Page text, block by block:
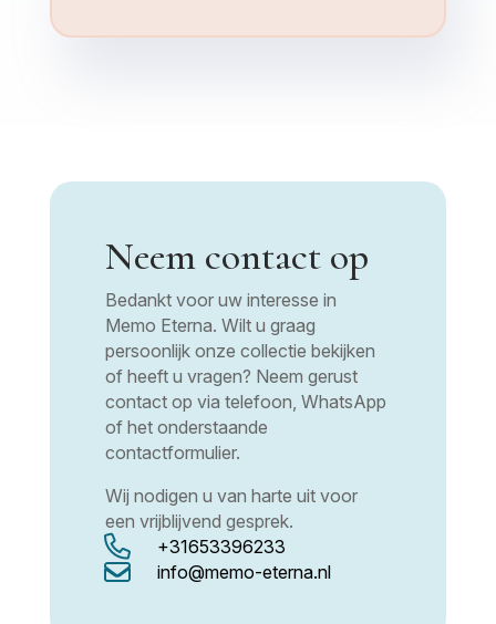
Neem contact op
Bedankt voor uw interesse in
Memo Eterna. Wilt u graag
persoonlijk onze collectie bekijken
of heeft u vragen? Neem gerust
contact op via telefoon, WhatsApp
of het onderstaande
contactformulier.
Wij nodigen u van harte uit voor
een vrijblijvend gesprek.
 +31653396233
 info@memo-eterna.nl